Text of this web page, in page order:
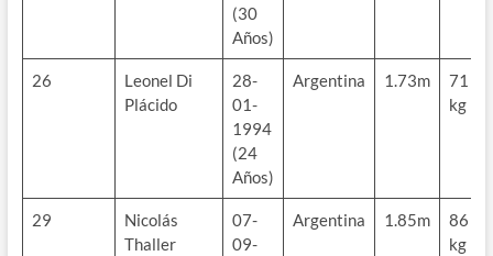
(30
Años)
26
Leonel Di
Plácido
28-
01-
1994
(24
Años)
Argentina 1.73m
71
kg
29
Nicolás
Thaller
07-
09-
Argentina 1.85m
86
kg